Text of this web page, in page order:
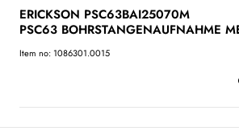
ERICKSON PSC63BAI25070M
PSC63 BOHRSTANGENAUFNAHME
Item no: 1086301.0015